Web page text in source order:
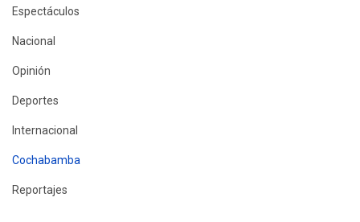
Espectáculos
Nacional
Opinión
Deportes
Internacional
Cochabamba
Reportajes